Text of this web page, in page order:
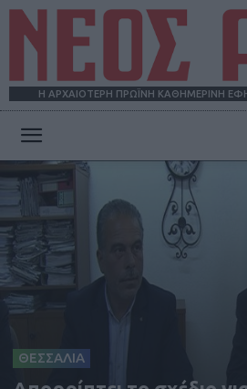
Η ΑΡΧΑΙΟΤΕΡΗ ΠΡΩΪΝΗ ΚΑΘΗΜΕΡΙΝΗ
ΘΕΣΣΑΛΙΑ